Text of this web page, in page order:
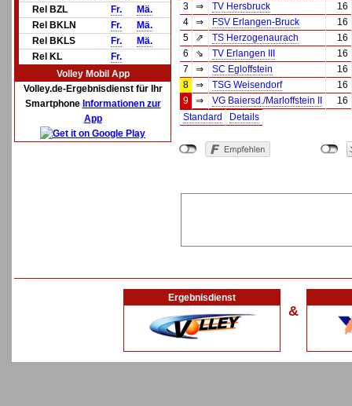
Rel BZL
Fr.
Mä.
Rel BKLN
Fr.
Mä.
Rel BKLS
Fr.
Mä.
Rel KL
Fr.
Volley Mobil App
Volley.de-Ergebnisdienst für Ihr
Smartphone Informationen zur
App
3
⇒ TV Hersbruck
16
4
⇒ FSV Erlangen-Bruck
16
5
⇗ TS Herzogenaurach
16
6
⇘ TV Erlangen III
16
7
⇒ SC Egloffstein
16
8
⇒ TSG Weisendorf
16
9
⇒ VG Baiersd./Marloffstein II
16
Standard
Details
Ergebnisdienst
&